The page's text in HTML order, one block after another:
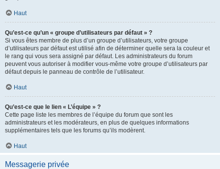
Haut
Qu’est-ce qu’un « groupe d’utilisateurs par défaut » ?
Si vous êtes membre de plus d’un groupe d’utilisateurs, votre groupe
d’utilisateurs par défaut est utilisé afin de déterminer quelle sera la couleur et
le rang qui vous sera assigné par défaut. Les administrateurs du forum
peuvent vous autoriser à modifier vous-même votre groupe d’utilisateurs par
défaut depuis le panneau de contrôle de l’utilisateur.
Haut
Qu’est-ce que le lien « L’équipe » ?
Cette page liste les membres de l’équipe du forum que sont les
administrateurs et les modérateurs, en plus de quelques informations
supplémentaires tels que les forums qu’ils modèrent.
Haut
Messagerie privée